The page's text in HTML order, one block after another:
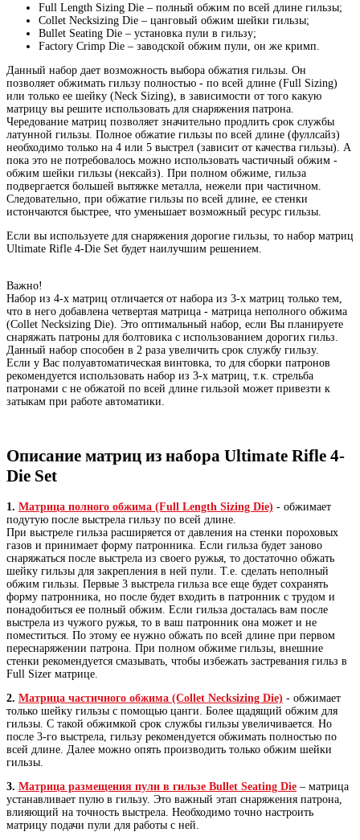
Full Length Sizing Die – полный обжим по всей длине гильзы;
Collet Necksizing Die – цанговый обжим шейки гильзы;
Bullet Seating Die – установка пули в гильзу;
Factory Crimp Die – заводской обжим пули, он же кримп.
Данный набор дает возможность выбора обжатия гильзы. Он
позволяет обжимать гильзу полностью - по всей длине (Full Sizing)
или только ее шейку (Neck Sizing), в зависимости от того какую
матрицу вы решите использовать для снаряжения патрона.
Чередование матриц позволяет значительно продлить срок службы
латунной гильзы. Полное обжатие гильзы по всей длине (фуллсайз)
необходимо только на 4 или 5 выстрел (зависит от качества гильзы). А
пока это не потребовалось можно использовать частичный обжим -
обжим шейки гильзы (нексайз). При полном обжиме, гильза
подвергается большей вытяжке металла, нежели при частичном.
Следовательно, при обжатие гильзы по всей длине, ее стенки
истончаются быстрее, что уменьшает возможный ресурс гильзы.
Если вы используете для снаряжения дорогие гильзы, то набор матриц
Ultimate Rifle 4-Die Set будет наилучшим решением.
Важно!
Набор из 4-х матриц отличается от набора из 3-х матриц только тем,
что в него добавлена четвертая матрица - матрица неполного обжима
(Collet Necksizing Die). Это оптимальный набор, если Вы планируете
снаряжать патроны для болтовика с использованием дорогих гильз.
Данный набор способен в 2 раза увеличить срок службу гильзу.
Если у Вас полуавтоматическая винтовка, то для сборки патронов
рекомендуется использовать набор из 3-х матриц, т.к. стрельба
патронами с не обжатой по всей длине гильзой может привезти к
затыкам при работе автоматики.
Описание матриц из набора Ultimate Rifle 4-
Die Set
1. Матрица полного обжима (Full Length Sizing Die) - обжимает
подутую после выстрела гильзу по всей длине.
При выстреле гильза расширяется от давления на стенки пороховых
газов и принимает форму патронника. Если гильза будет заново
снаряжаться после выстрела из своего ружья, то достаточно обжать
шейку гильзы для закрепления в ней пули. Т.е. сделать неполный
обжим гильзы. Первые 3 выстрела гильза все еще будет сохранять
форму патронника, но после будет входить в патронник с трудом и
понадобиться ее полный обжим. Если гильза досталась вам после
выстрела из чужого ружья, то в ваш патронник она может и не
поместиться. По этому ее нужно обжать по всей длине при первом
переснаряжении патрона. При полном обжиме гильзы, внешние
стенки рекомендуется смазывать, чтобы избежать застревания гильз в
Full Sizer матрице.
2. Матрица частичного обжима (Collet Necksizing Die) - обжимает
только шейку гильзы с помощью цанги. Более щадящий обжим для
гильзы. С такой обжимкой срок службы гильзы увеличивается. Но
после 3-го выстрела, гильзу рекомендуется обжимать полностью по
всей длине. Далее можно опять производить только обжим шейки
гильзы.
3. Матрица размещения пули в гильзе Bullet Seating Die – матрица
устанавливает пулю в гильзу. Это важный этап снаряжения патрона,
влияющий на точность выстрела. Необходимо точно настроить
матрицу подачи пули для работы с ней.